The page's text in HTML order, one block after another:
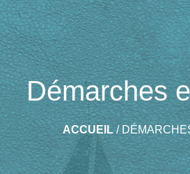
Démarches
ACCUEIL/